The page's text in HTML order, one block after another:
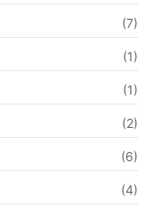
(7)
(1)
(1)
(2)
(6)
(4)